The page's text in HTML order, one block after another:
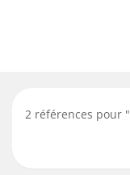
2 références pour "